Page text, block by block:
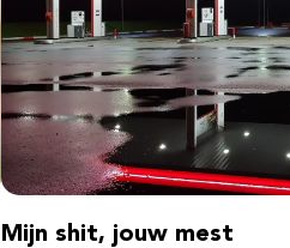
Mijn shit, jouw mest